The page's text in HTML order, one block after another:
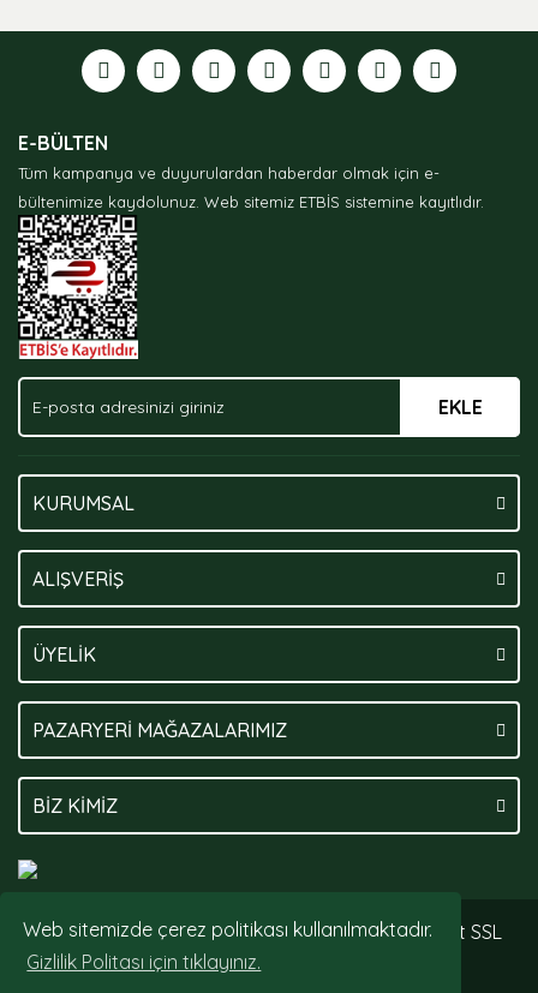
Web sitemizde çerez politikası kullanılmaktadır.
Gizlilik Politası için tıklayınız.
formunu kullanarak tarafımıza iletebilirsiniz.
Görüş ve önerileriniz için teşekkür ederiz.
Ürün açıklamasında eksik bilgiler bulunuyor.
Ürün bilgilerinde hatalar bulunuyor.
Ürün fiyatı diğer sitelerden daha pahalı.
Bu ürüne benzer farklı alternatifler olmalı.
E-BÜLTEN
Tüm kampanya ve duyurulardan haberdar olmak için e-
bültenimize kaydolunuz. Web sitemiz ETBİS sistemine kayıtlıdır.
EKLE
KURUMSAL
ALIŞVERİŞ
ÜYELİK
PAZARYERİ MAĞAZALARIMIZ
BİZ KİMİZ
© Tüm hakları saklıdır. Kredi kartı bilgileriniz 256bit SSL
sertifikası ile korunmaktadır.